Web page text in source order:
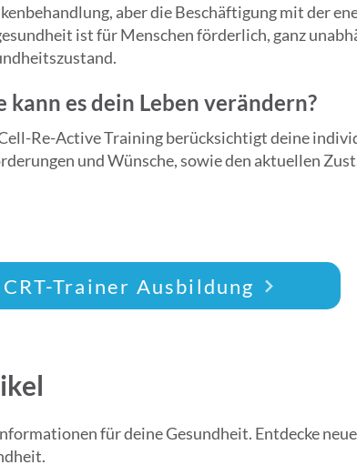
aber die Beschäftigung mit der
ist für Menschen förderlich, ganz
kann es dein Leben verändern?
Re-Active Training berücksichtigt deine
und Wünsche, sowie den aktuellen
und persönlich dazu beitragen, deine
CRT-Trainer Ausbildung
für deine Gesundheit. Entdecke neue